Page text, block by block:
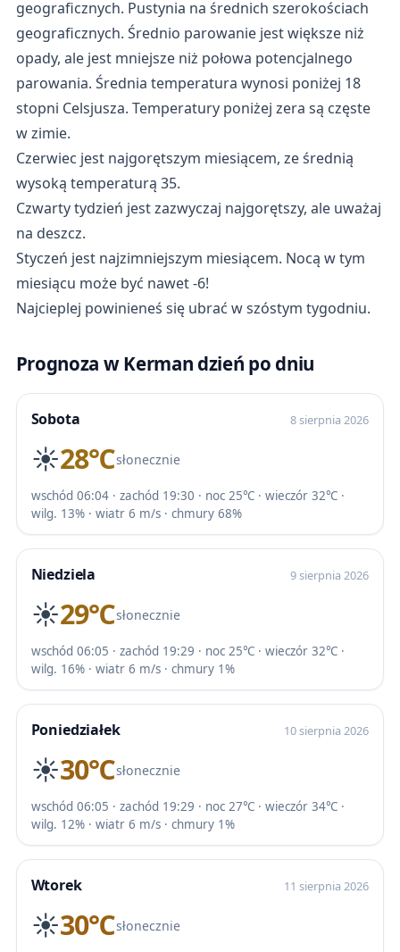
geograficznych. Pustynia na średnich szerokościach
geograficznych. Średnio parowanie jest większe niż
opady, ale jest mniejsze niż połowa potencjalnego
parowania. Średnia temperatura wynosi poniżej 18
stopni Celsjusza. Temperatury poniżej zera są częste
w zimie.
Czerwiec jest najgorętszym miesiącem, ze średnią
wysoką temperaturą 35.
Czwarty tydzień jest zazwyczaj najgorętszy, ale uważaj
na deszcz.
Styczeń jest najzimniejszym miesiącem. Nocą w tym
miesiącu może być nawet -6!
Najcieplej powinieneś się ubrać w szóstym tygodniu.
Prognoza w Kerman dzień po dniu
Sobota 8 sierpnia 2026
☀️28℃słonecznie
wschód 06:04 · zachód 19:30 · noc 25℃ · wieczór 32℃ ·
wilg. 13% · wiatr 6 m/s · chmury 68%
Niedziela 9 sierpnia 2026
☀️29℃słonecznie
wschód 06:05 · zachód 19:29 · noc 25℃ · wieczór 32℃ ·
wilg. 16% · wiatr 6 m/s · chmury 1%
Poniedziałek 10 sierpnia 2026
☀️30℃słonecznie
wschód 06:05 · zachód 19:29 · noc 27℃ · wieczór 34℃ ·
wilg. 12% · wiatr 6 m/s · chmury 1%
Wtorek 11 sierpnia 2026
☀️30℃słonecznie